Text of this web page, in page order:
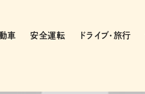
車 安全運転 ドライブ・旅行